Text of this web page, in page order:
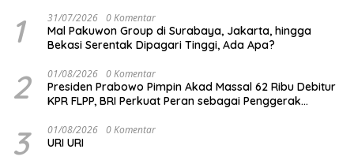
1 31/07/2026 0 Komentar
Mal Pakuwon Group di Surabaya, Jakarta, hingga
Bekasi Serentak Dipagari Tinggi, Ada Apa?
2 01/08/2026 0 Komentar
Presiden Prabowo Pimpin Akad Massal 62 Ribu Debitur
KPR FLPP, BRI Perkuat Peran sebagai Penggerak
3 01/08/2026 0 Komentar
URI URI